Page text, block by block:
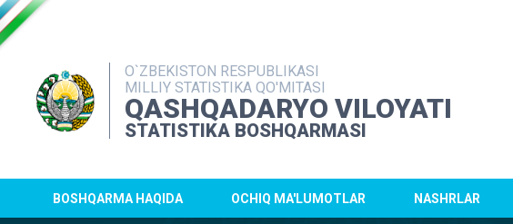
O`ZBEKISTON RESPUBLIKASI
MILLIY STATISTIKA QO'MITASI
QASHQADARYO VILOYATI
STATISTIKA BOSHQARMASI
BOSHQARMA HAQIDA OCHIQ MA'LUMOTLAR NASHRLAR